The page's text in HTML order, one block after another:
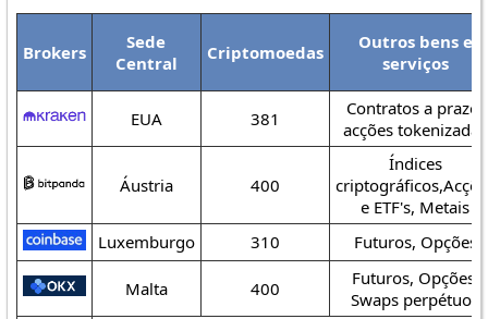
Brokers
Sede
Central
Criptomoedas
Outros bens e
serviços
EUA 381
Contratos a prazo,
acções tokenizadas
Áustria 400
Índices
e ETF's, Metais
Luxemburgo
310 Futuros, Opções
Malta 400
Futuros, Opções,
Swaps perpétuos